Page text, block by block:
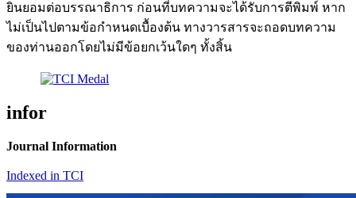
ยินยอมต่อบรรณาธิการ ก่อนที่บทความจะได้รับการตีพิมพ์ หาก
ไม่เป็นไปตามข้อกำหนดเบื้องต้น ทางวารสารจะถอดบทความ
ของท่านออกโดยไม่มีข้อยกเว้นใดๆ ทั้งสิ้น
infor
Journal Information
Indexed in TCI